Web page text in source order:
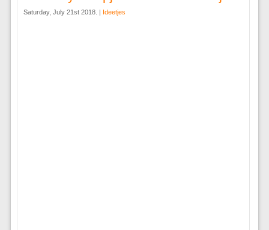
Saturday, July 21st 2018. | Ideetjes